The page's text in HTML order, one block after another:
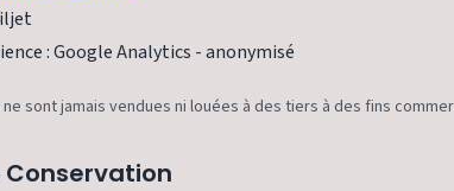
: Google Analytics - anonymisé
sont jamais vendues ni louées à des tiers à des fins
Conservation